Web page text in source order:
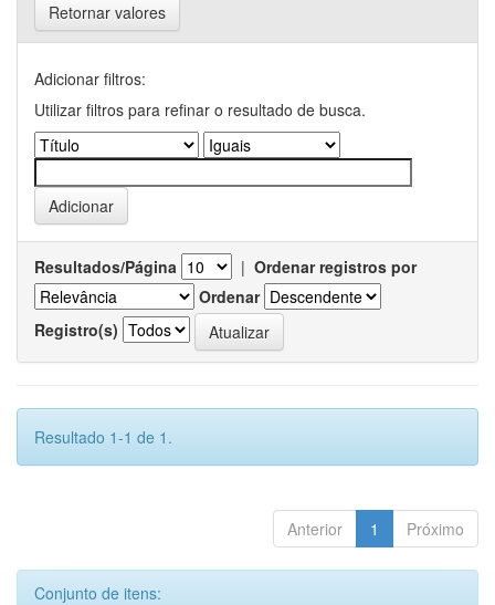
Retornar valores
Adicionar filtros:
Utilizar filtros para refinar o resultado de busca.
Resultados/Página | Ordenar registros por
Ordenar
Registro(s)
Resultado 1-1 de 1.
Anterior 1 Próximo
Conjunto de itens: